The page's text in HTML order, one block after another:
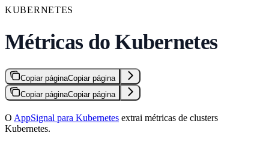
KUBERNETES
Métricas do Kubernetes
Copiar páginaCopiar página
Copiar páginaCopiar página
O AppSignal para Kubernetes extrai métricas de clusters
Kubernetes.